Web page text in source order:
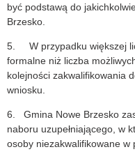
być podstawą do
Brzesko.
5. W przypadku większej
formalne niż liczba
kolejności zakwalifikowania
wniosku.
6. Gmina Nowe Brzesko
naboru uzupełniającego, w
osoby niezakwalifikowane w